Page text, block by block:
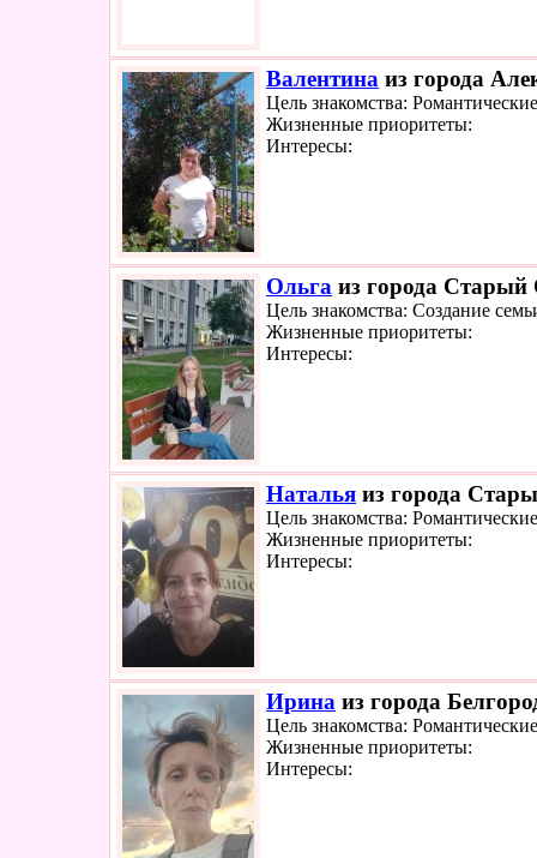
Валентина из города
Цель знакомства:
Жизненные приоритеты:
Интересы:
Ольга из города Старый
Цель знакомства: Создание
Жизненные приоритеты:
Интересы:
Наталья из города
Цель знакомства:
Жизненные приоритеты:
Интересы:
Ирина из города
Цель знакомства:
Жизненные приоритеты:
Интересы: